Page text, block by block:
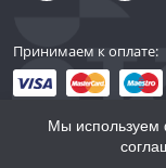
Принимаем к оплате:
© 2002–2026
Мы используем